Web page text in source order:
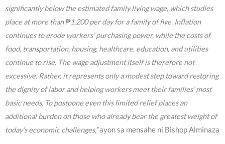
significantly below the estimated family living wage, which studies
place at more than ₱1,200 per day for a family of five. Inflation
continues to erode workers’ purchasing power, while the costs of
food, transportation, housing, healthcare, education, and utilities
continue to rise. The wage adjustment itself is therefore not
excessive. Rather, it represents only a modest step toward restoring
the dignity of labor and helping workers meet their families’ most
basic needs. To postpone even this limited relief places an
additional burden on those who already bear the greatest weight of
today’s economic challenges,”ayon sa mensahe ni Bishop Alminaza